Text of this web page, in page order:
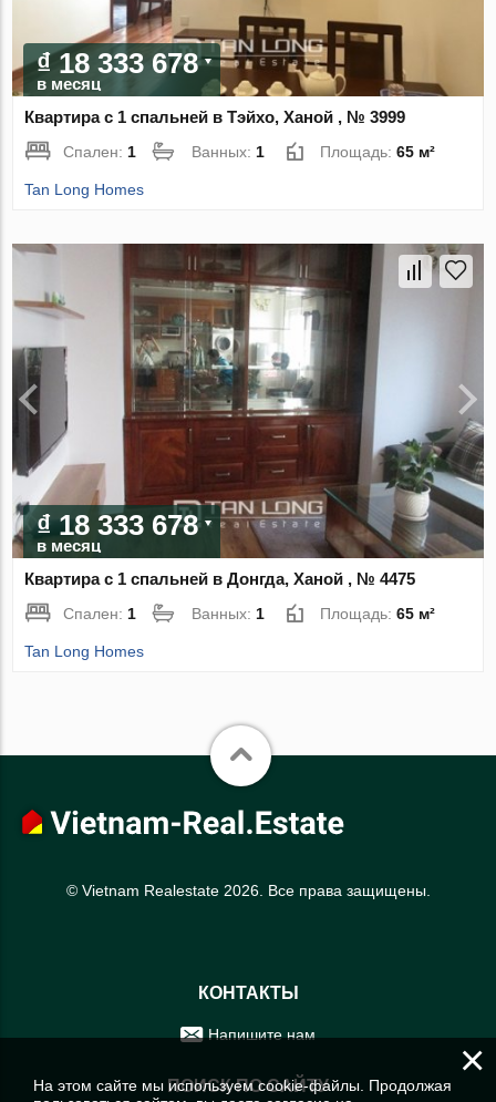
₫ 18 333 678
в месяц
Квартира с 1 спальней в Тэйхо, Ханой , № 3999
Спален: 1 Ванных: 1 Площадь:65 м²
Tan Long Homes
₫ 18 333 678
в месяц
Квартира с 1 спальней в Донгда, Ханой , № 4475
Спален: 1 Ванных: 1 Площадь:65 м²
Tan Long Homes
© Vietnam Realestate 2026. Все права защищены.
КОНТАКТЫ
Напишите нам
ПОИСК ПО САЙТУ
×
На этом сайте мы используем cookie-файлы. Продолжая